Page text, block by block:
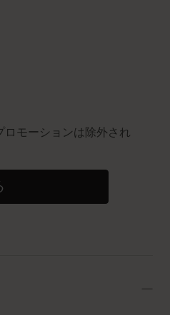
ロモーションは除外され